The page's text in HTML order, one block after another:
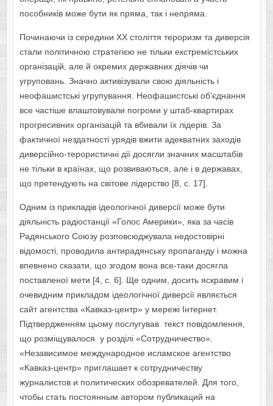
пособників може бути як пряма, так і непряма.
Починаючи із середини XX століття тероризм та диверсія
стали політичною стратегією не тільки екстремістських
організацій, але й окремих державних діячів чи
угруповань. Значно активізували свою діяль­ність і
неофашистські угрупування. Неофашистські об’єднання
все частіше влаштовували погроми у штаб-квартирах
прогресивних організацій та вбивали їх лідерів. За
фактичної нездатності урядів вжити адекватних заходів
диверсійно-терористичні дії досягли значних масштабів
не тільки в країнах, що розвиваються, але і в державах,
що претендують на світове лідерство [8, с. 17].
Одним із прикладів ідеологічної диверсії може бути
діяльність радіос­танції «Голос Америки», яка за часів
Радянського Союзу розпо­всюджувала недостовірні
відомості, проводила антирадянську пропаганду і можна
впевнено сказати, що згодом вона все-таки досягла
поставленої мети [4, с. 6]. Ще одним, досить яскравим і
очевидним прикладом ідеологічної диверсії являється
сайт агентства «Кавказ-центр» у мережі Інтернет.
Підтвердженням цьому послугував текст повідомлення,
що розміщувалося у розділі «Сотрудничество».
«Независимое международное исламское агентство
«Кавказ-центр» приглашает к сотрудничеству
журналистов и политичес­ких обозревателей. Для того,
чтобы стать постоянным автором публикаций на